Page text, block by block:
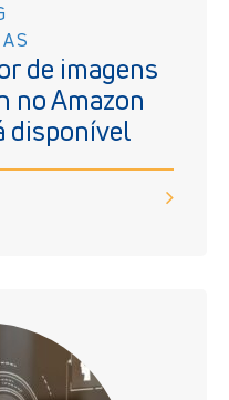
de imagens
no Amazon
disponível